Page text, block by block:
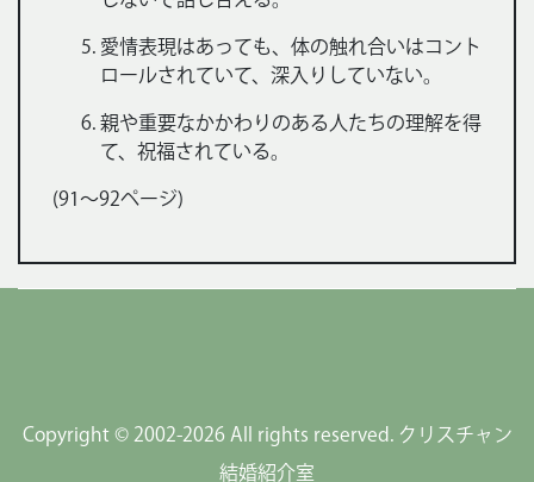
愛情表現はあっても、体の触れ合いはコント
ロールされていて、深入りしていない。
親や重要なかかわりのある人たちの理解を得
て、祝福されている。
(91〜92ページ)
Copyright © 2002-2026 All rights reserved. クリスチャン
結婚紹介室